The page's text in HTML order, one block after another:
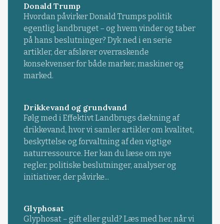
Donald Trump
Hvordan påvirker Donald Trumps politik
egentlig landbruget – og hvem vinder og taber
på hans beslutninger? Dyk ned i en serie
artikler, der afslører overraskende
konsekvenser for både marker, maskiner og
marked.
Drikkevand og grundvand
Følg med i Effektivt Landbrugs dækning af
drikkevand, hvor vi samler artikler om kvalitet,
beskyttelse og forvaltning af den vigtige
naturressource. Her kan du læse om nye
regler, politiske beslutninger, analyser og
initiativer, der påvirke...
Glyphosat
Glyphosat – gift eller guld? Læs med her, når vi